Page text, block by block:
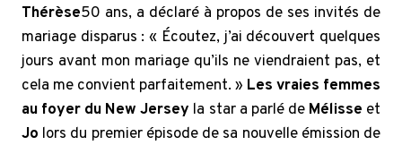
Thérèse50 ans, a déclaré à propos de ses invités de
mariage disparus : « Écoutez, j’ai découvert quelques
jours avant mon mariage qu’ils ne viendraient pas, et
cela me convient parfaitement. » Les vraies femmes
au foyer du New Jersey la star a parlé de Mélisse et
Jo lors du premier épisode de sa nouvelle émission de